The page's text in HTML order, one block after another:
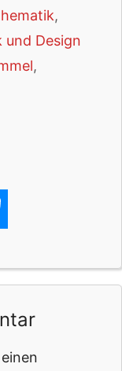
,
und Design
,